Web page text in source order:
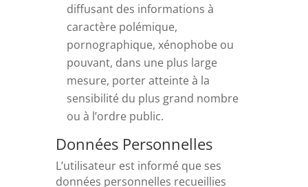
diffusant des informations à
caractère polémique,
pornographique, xénophobe ou
pouvant, dans une plus large
mesure, porter atteinte à la
sensibilité du plus grand nombre
ou à l’ordre public.
Données Personnelles
L’utilisateur est informé que ses
données personnelles recueillies